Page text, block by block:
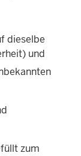
dieselbe
und
zum